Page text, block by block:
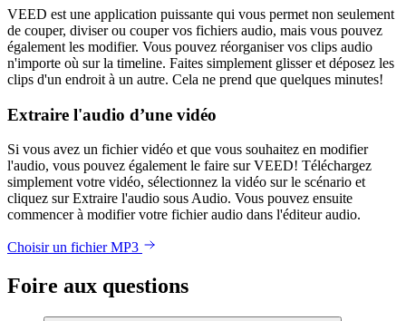
VEED est une application puissante qui vous permet non seulement
de couper, diviser ou couper vos fichiers audio, mais vous pouvez
également les modifier. Vous pouvez réorganiser vos clips audio
n'importe où sur la timeline. Faites simplement glisser et déposez les
clips d'un endroit à un autre. Cela ne prend que quelques minutes!
Extraire l'audio d’une vidéo
Si vous avez un fichier vidéo et que vous souhaitez en modifier
l'audio, vous pouvez également le faire sur VEED! Téléchargez
simplement votre vidéo, sélectionnez la vidéo sur le scénario et
cliquez sur Extraire l'audio sous Audio. Vous pouvez ensuite
commencer à modifier votre fichier audio dans l'éditeur audio.
Choisir un fichier MP3
Foire aux questions